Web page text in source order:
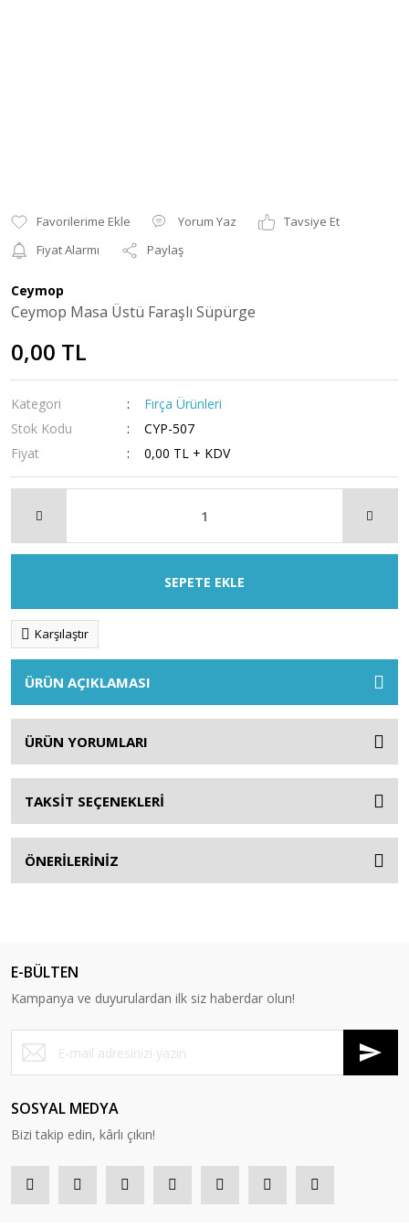
Yorum Yaz
Tavsiye Et
Fiyat Alarmı
Paylaş
Ceymop
Ceymop Masa Üstü Faraşlı Süpürge
0,00 TL
Kategori
Fırça Ürünleri
Stok Kodu
CYP-507
Fiyat
0,00 TL + KDV
SEPETE EKLE
Karşılaştır
ÜRÜN AÇIKLAMASI
ÜRÜN YORUMLARI
TAKSİT SEÇENEKLERİ
ÖNERİLERİNİZ
E-BÜLTEN
Kampanya ve duyurulardan ilk siz haberdar olun!
SOSYAL MEDYA
Bizi takip edin, kârlı çıkın!